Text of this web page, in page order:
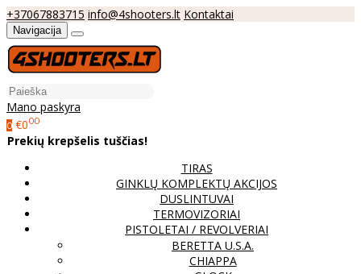
+37067883715 info@4shooters.lt Kontaktai
Navigacija
Mano paskyra
0 €000
Prekių krepšelis tuščias!
TIRAS
GINKLŲ KOMPLEKTŲ AKCIJOS
DUSLINTUVAI
TERMOVIZORIAI
PISTOLETAI / REVOLVERIAI
BERETTA U.S.A.
CHIAPPA